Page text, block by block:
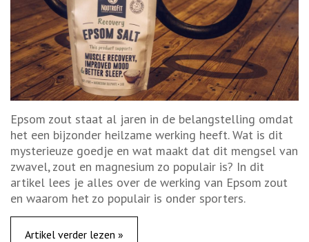
Epsom zout staat al jaren in de belangstelling omdat
het een bijzonder heilzame werking heeft. Wat is dit
mysterieuze goedje en wat maakt dat dit mengsel van
zwavel, zout en magnesium zo populair is? In dit
artikel lees je alles over de werking van Epsom zout
en waarom het zo populair is onder sporters.
Artikel verder lezen »